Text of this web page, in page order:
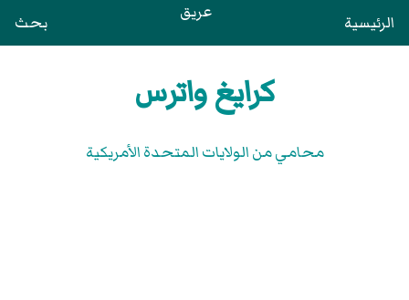
الرئيسية عريق بحث
كرايغ واترس
محامي من الولايات المتحدة الأمريكية